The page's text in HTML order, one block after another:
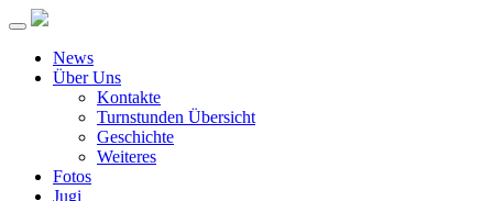
Toggle
navigationNews
Über Uns
Kontakte
Turnstunden Übersicht
Geschichte
Weiteres
Fotos
Jugi